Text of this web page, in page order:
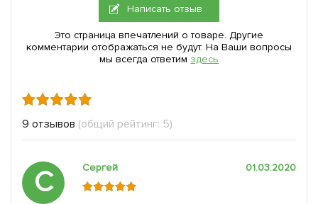
Написать отзыв
Это страница впечатлений о товаре. Другие
комментарии отображаться не будут. На Ваши вопросы
мы всегда ответим здесь
9 отзывов (общий рейтинг: 5)
С Сергей 01.03.2020